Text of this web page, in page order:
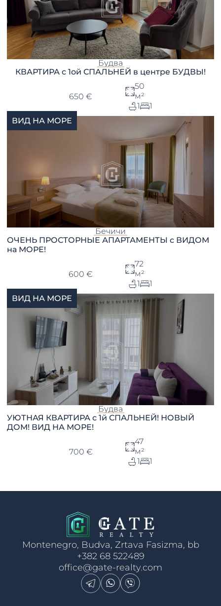
Будва
КВАРТИРА с 1ой СПАЛЬНЕЙ в центре БУДВЫ!
650 €
50
м²
1
1
ВИД НА МОРЕ
Бечичи
ОЧЕНЬ ПРОСТОРНЫЕ АПАРТАМЕНТЫ с ВИДОМ
на МОРЕ!
600 €
72
м²
1
1
ВИД НА МОРЕ
Будва
УЮТНАЯ КВАРТИРА с 1й СПАЛЬНЕЙ! НОВЫЙ
ДОМ! ВИД НА МОРЕ!
700 €
47
м²
1
1
Montenegro, Budva, Zrtava Fasizma, bb
+382 68 522489
office@gate-realty.com